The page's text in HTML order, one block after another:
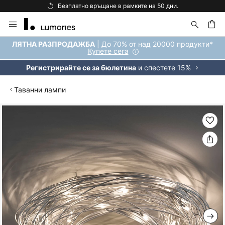
Безплатно връщане в рамките на 50 дни.
Прескачане
към
съдържанието
ЛЯТНА РАЗПРОДАЖБА | До 70% от над 20000 продукти*
Купете сега
Регистрирайте се за бюлетинаи спестете 15%
Таванни лампи
галерията
на
изображенията